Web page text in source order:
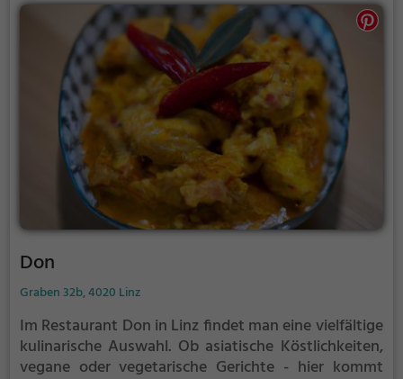
Don
Graben 32b, 4020 Linz
Im Restaurant Don in Linz findet man eine vielfältige
kulinarische Auswahl. Ob asiatische Köstlichkeiten,
vegane oder vegetarische Gerichte - hier kommt